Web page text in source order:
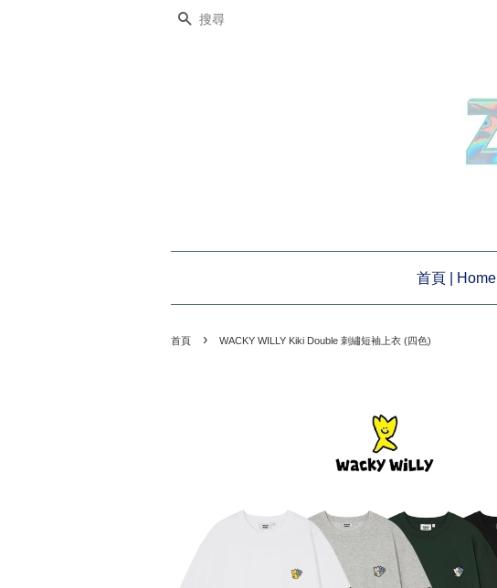
搜尋
首頁 | Home
首頁 › WACKY WILLY Kiki Double 刺繡短袖上衣 (四色)